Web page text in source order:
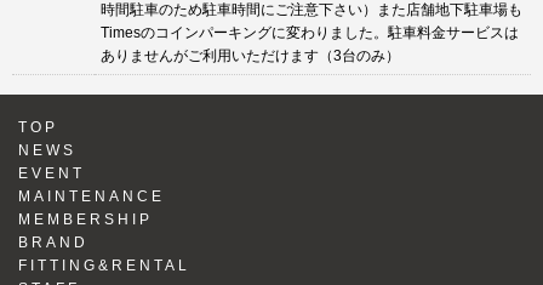
時間駐車のため駐車時間にご注意下さい）また店舗地下駐車場も
Timesのコインパーキングに変わりました。駐車料金サービスは
ありませんがご利用いただけます（3台のみ）
TOP
NEWS
EVENT
MAINTENANCE
MEMBERSHIP
BRAND
FITTING&RENTAL